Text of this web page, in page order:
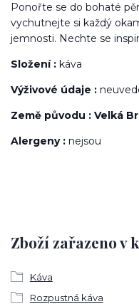
Ponořte se do bohaté
vychutnejte si každý
jemnosti. Nechte se
Složení : káva
Výživové údaje :
Země původu : Velká
Alergeny : nejsou
Zboží zařazeno v
Káva
Rozpustná káva